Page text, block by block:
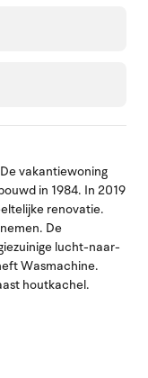
vakantiewoning
in 1984. In 2019
renovatie.
De
lucht-naar-
Wasmachine.
houtkachel.